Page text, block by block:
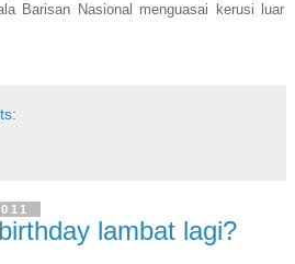
Barisan Nasional menguasai kerusi luar
lambat lagi?